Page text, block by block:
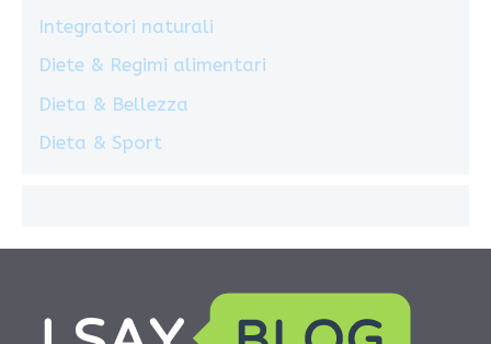
Integratori naturali
Diete & Regimi alimentari
Dieta & Bellezza
Dieta & Sport